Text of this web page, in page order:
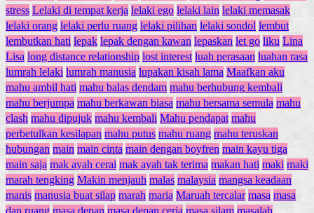
stress Lelaki di tempat kerja lelaki ego lelaki lain lelaki memasak
lelaki orang lelaki perlu ruang lelaki pilihan lelaki sondol lembut
lembutkan hati lepak lepak dengan kawan lepaskan let go liku Lina
Lisa long distance relationship lost interest luah perasaan luahan rasa
lumrah lelaki lumrah manusia lupakan kisah lama Maafkan aku
mahu ambil hati mahu balas dendam mahu berhubung kembali
mahu berjumpa mahu berkawan biasa mahu bersama semula mahu
clash mahu dipujuk mahu kembali Mahu pendapat mahu
perbetulkan kesilapan mahu putus mahu ruang mahu teruskan
hubungan main main cinta main dengan boyfren main kayu tiga
main saja mak ayah cerai mak ayah tak terima makan hati maki maki
marah tengking Makin menjauh malas malaysia mangsa keadaan
manis manusia buat silap marah maria Maruah tercalar masa masa
dan ruang masa depan masa depan ceria masa silam masalah